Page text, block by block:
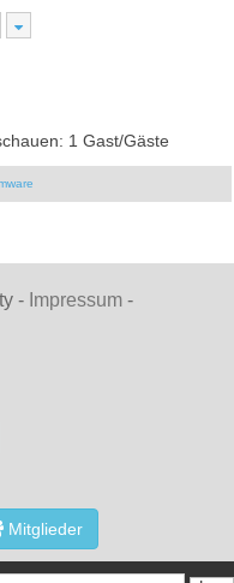
1 Gast/Gäste
- Impressum -
Mitglieder